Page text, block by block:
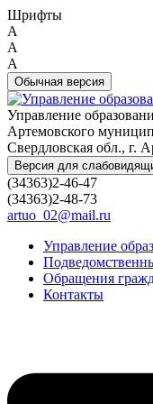
Шрифты
A
A
A
Обычная версия
Управление
Артемовского
Свердловская обл., г.
Версия для
(34363)2-46-47
(34363)2-48-73
artuo_02@mail.ru
Управление
Обращения
Контакты